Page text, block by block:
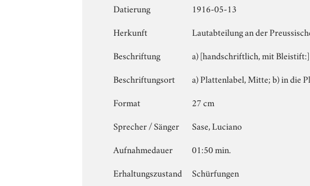
Datierung
1916-05-13
Herkunft
Lautabteilung an der
Beschriftung
a) [handschriftlich, mit Bleistift:]
Beschriftungsort
a) Plattenlabel, Mitte; b) in die
Format
27 cm
Sprecher / Sänger
Sase, Luciano
Aufnahmedauer
01:50 min.
Erhaltungszustand
Schürfungen